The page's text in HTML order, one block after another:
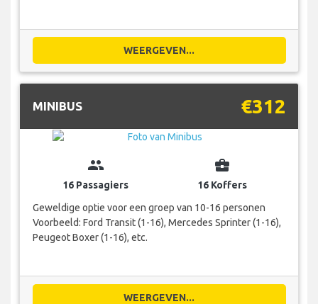
WEERGEVEN...
MINIBUS €312
group
16 Passagiers
business_center
16 Koffers
Geweldige optie voor een groep van 10-16 personen
Voorbeeld: Ford Transit (1-16), Mercedes Sprinter (1-16),
Peugeot Boxer (1-16), etc.
WEERGEVEN...